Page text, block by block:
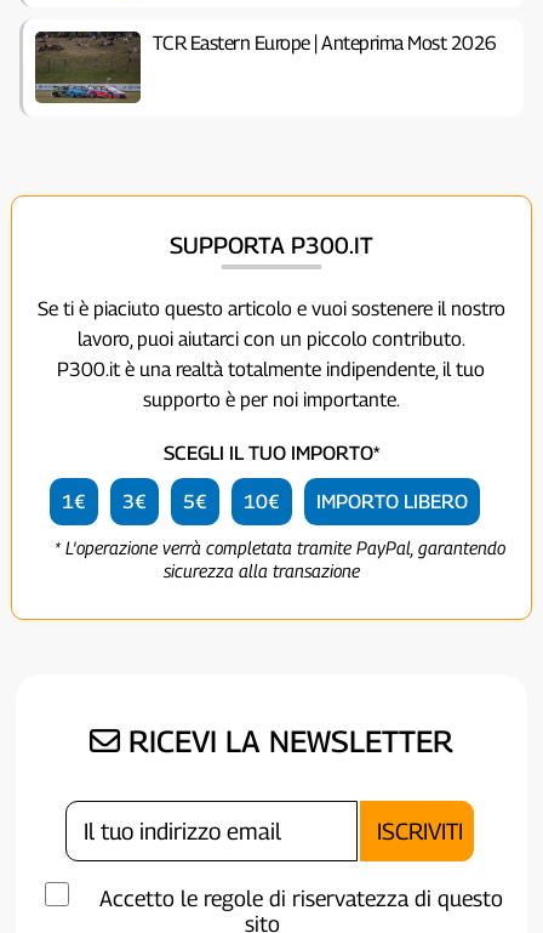
TCR Eastern Europe | Anteprima Most 2026
SUPPORTA P300.IT
Se ti è piaciuto questo articolo e vuoi sostenere il nostro
lavoro, puoi aiutarci con un piccolo contributo.
P300.it è una realtà totalmente indipendente, il tuo
supporto è per noi importante.
SCEGLI IL TUO IMPORTO*
1€ 3€ 5€ 10€ IMPORTO LIBERO
* L'operazione verrà completata tramite PayPal, garantendo
sicurezza alla transazione
RICEVI LA NEWSLETTER
Accetto le regole di riservatezza di questo
sito